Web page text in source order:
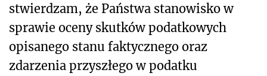
stwierdzam, że Państwa stanowisko w
sprawie oceny skutków podatkowych
opisanego stanu faktycznego oraz
zdarzenia przyszłegow podatku